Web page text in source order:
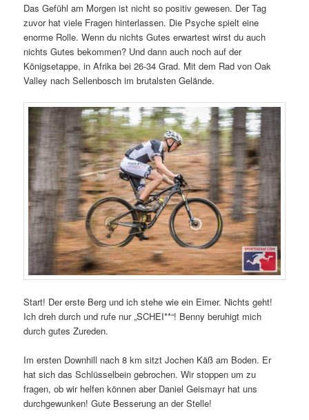
Das Gefühl am Morgen ist nicht so positiv gewesen. Der Tag
zuvor hat viele Fragen hinterlassen. Die Psyche spielt eine
enorme Rolle. Wenn du nichts Gutes erwartest wirst du auch
nichts Gutes bekommen? Und dann auch noch auf der
Königsetappe, in Afrika bei 26-34 Grad. Mit dem Rad von Oak
Valley nach Sellenbosch im brutalsten Gelände.
Start! Der erste Berg und ich stehe wie ein Eimer. Nichts geht!
Ich dreh durch und rufe nur „SCHEI**“! Benny beruhigt mich
durch gutes Zureden.
Im ersten Downhill nach 8 km sitzt Jochen Käß am Boden. Er
hat sich das Schlüsselbein gebrochen. Wir stoppen um zu
fragen, ob wir helfen können aber Daniel Geismayr hat uns
durchgewunken! Gute Besserung an der Stelle!